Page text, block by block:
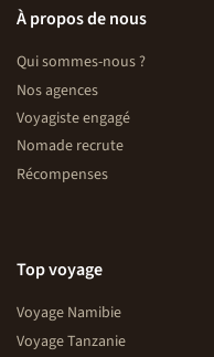
À propos de nous
Qui sommes-nous ?
Nos agences
Voyagiste engagé
Nomade recrute
Récompenses
Top voyage
Voyage Namibie
Voyage Tanzanie